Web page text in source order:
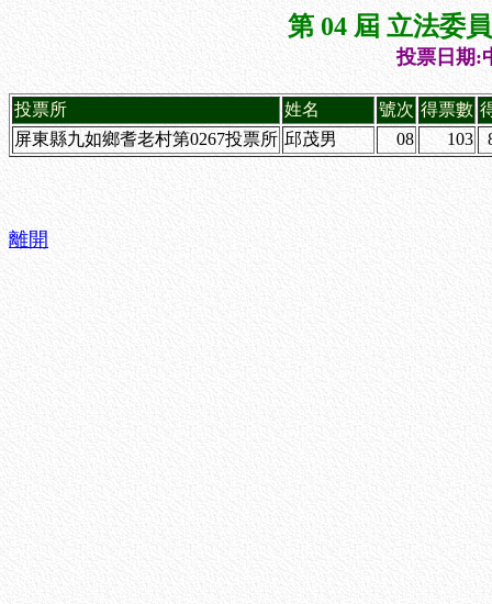
第 04 屆 立法委
投票日期:
投票所 姓名 號次 得票數
屏東縣九如鄉耆老村第0267投票所 邱茂男 08 103
離開